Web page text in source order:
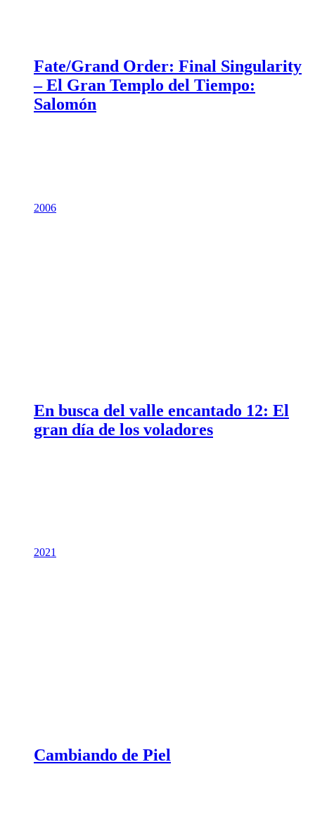
Fate/Grand Order: Final Singularity
– El Gran Templo del Tiempo:
Salomón
2006
En busca del valle encantado 12: El
gran día de los voladores
2021
Cambiando de Piel